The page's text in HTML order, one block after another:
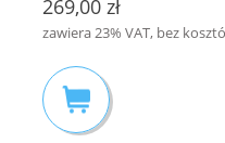
269,00 zł
zawiera 23% VAT, bez